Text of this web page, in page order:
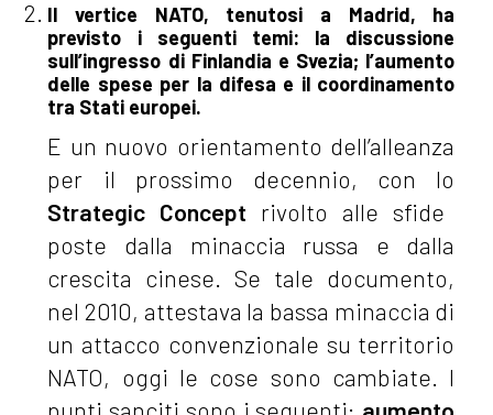
Il vertice NATO, tenutosi a Madrid, ha
previsto i seguenti temi: la discussione
sull’ingresso di Finlandia e Svezia; l’aumento
delle spese per la difesa e il coordinamento
tra Stati europei.
E un nuovo orientamento dell’alleanza
per il prossimo decennio, con lo
Strategic Concept rivolto alle sfide
poste dalla minaccia russa e dalla
crescita cinese. Se tale documento,
nel 2010, attestava la bassa minaccia di
un attacco convenzionale su territorio
NATO, oggi le cose sono cambiate. I